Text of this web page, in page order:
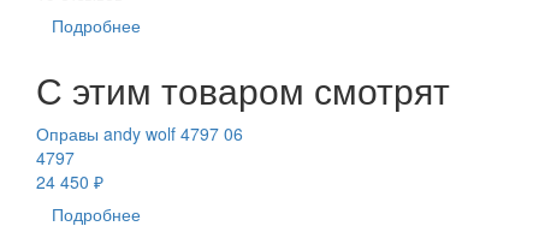
Подробнее
С этим товаром смотрят
Оправы andy wolf 4797 06
4797
24 450 ₽
Подробнее